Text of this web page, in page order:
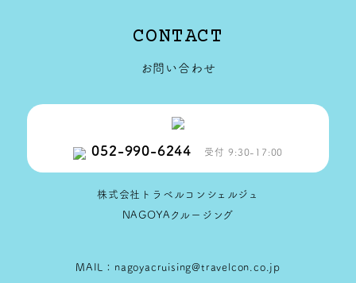
CONTACT
お問い合わせ
052-990-6244 受付 9:30-17:00
株式会社トラベルコンシェルジュ
NAGOYAクルージング
MAIL：nagoyacruising@travelcon.co.jp